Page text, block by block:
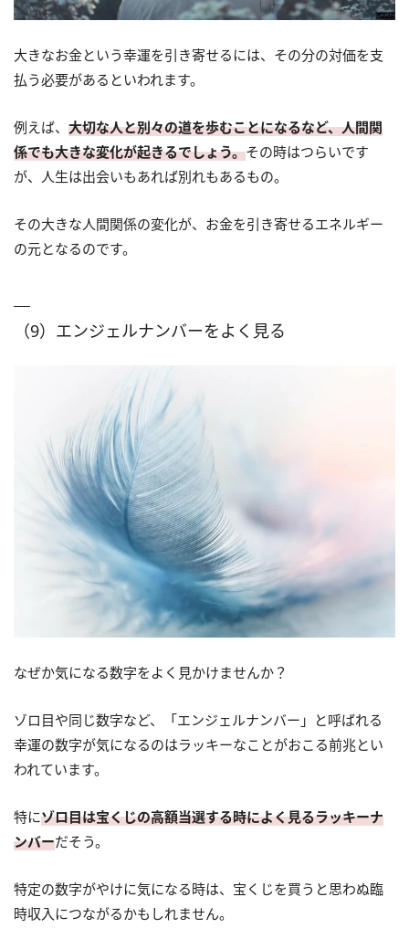
大きなお金という幸運を引き寄せるには、その分の対価を支
払う必要があるといわれます。
例えば、 大切な人と別々の道を歩むことになるなど、人間関
係でも大きな変化が起きるでしょう。その時はつらいです
が、人生は出会いもあれば別れもあるもの。
その大きな人間関係の変化が、お金を引き寄せるエネルギー
の元となるのです。
（9）エンジェルナンバーをよく見る
なぜか気になる数字をよく見かけませんか？
ゾロ目や同じ数字など、「エンジェルナンバー」と呼ばれる
幸運の数字が気になるのはラッキーなことがおこる前兆とい
われています。
特にゾロ目は宝くじの高額当選する時によく見るラッキーナ
ンバーだそう。
特定の数字がやけに気になる時は、宝くじを買うと思わぬ臨
時収入につながるかもしれません。